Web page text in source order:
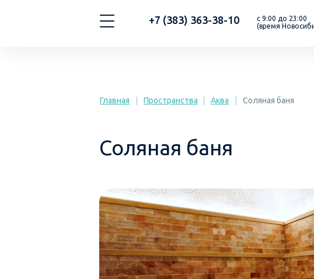
с 9:00 до 23:00
(время
+7 (383) 363-38-10
Главная Пространства Аква Соляная баня
Соляная баня